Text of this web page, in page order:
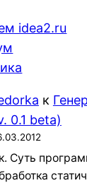
idea2.ru
к
0.1 beta)
Суть